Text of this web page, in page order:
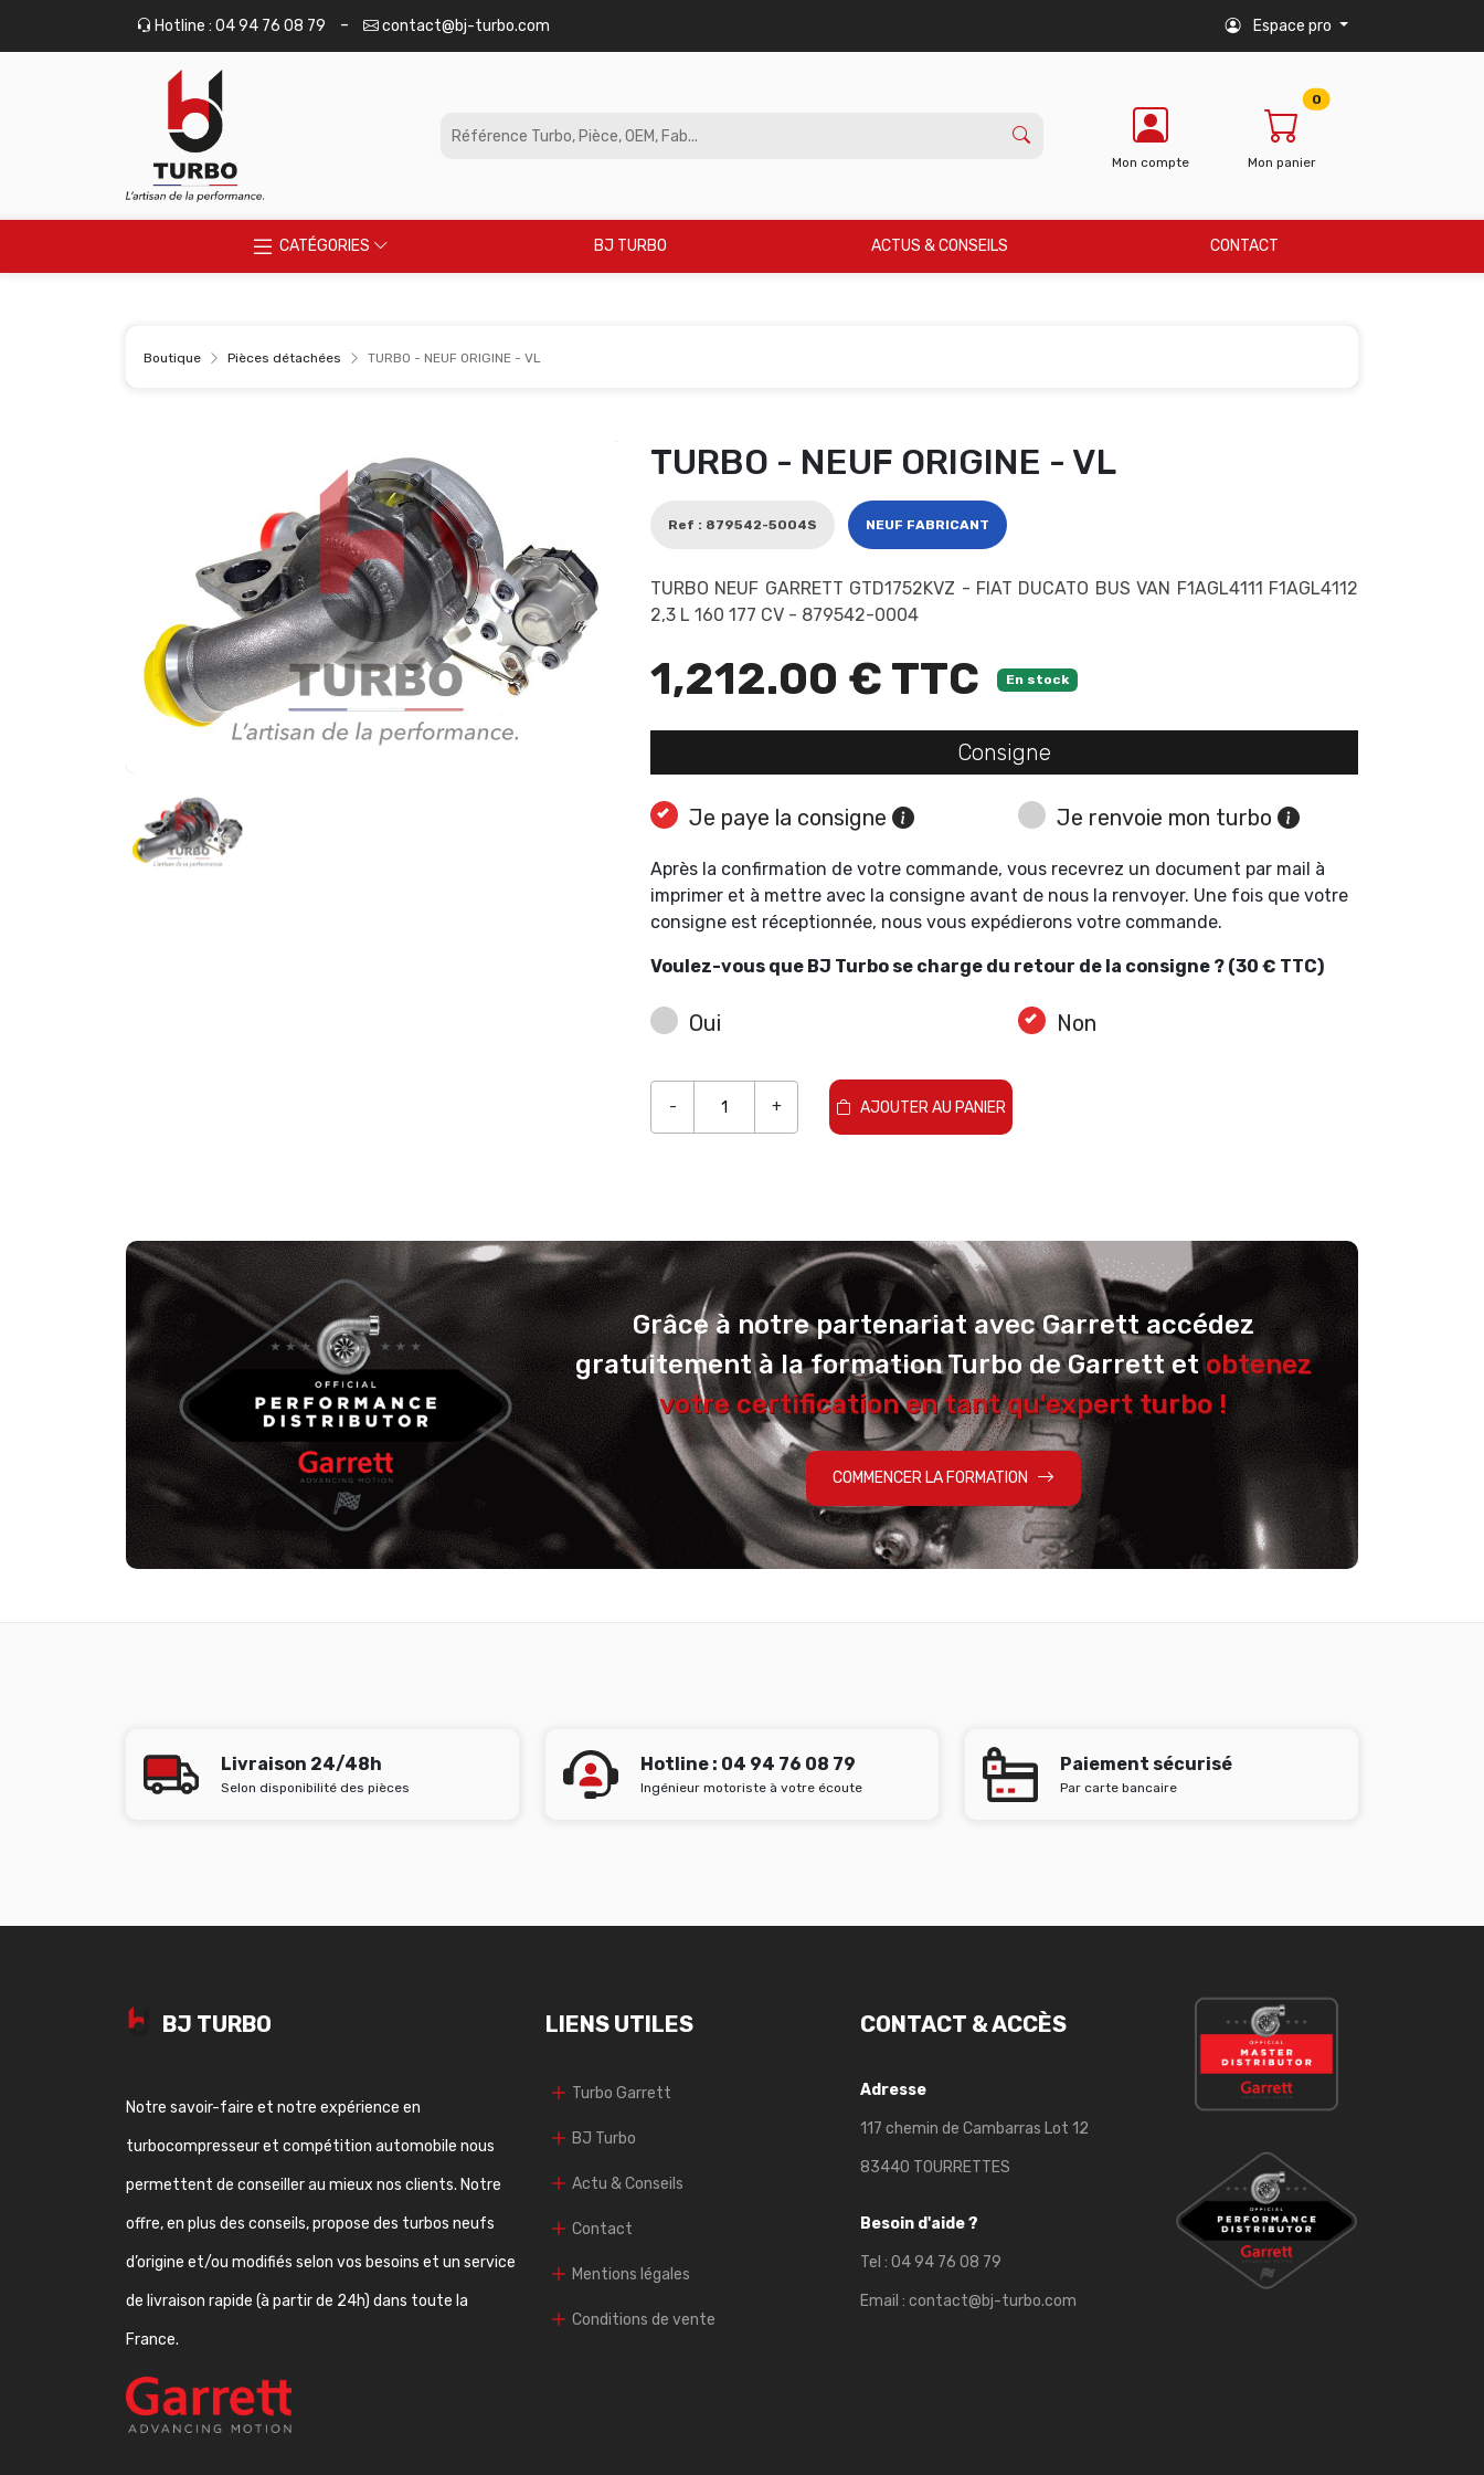
Hotline : 04 94 76 08 79 - contact@bj-turbo.com Espace pro
Mon compte Mon panier
0
CATÉGORIES BJ TURBO ACTUS & CONSEILS CONTACT
Boutique Pièces détachées TURBO - NEUF ORIGINE - VL
TURBO - NEUF ORIGINE - VL
Ref : 879542-5004S NEUF FABRICANT
TURBO NEUF GARRETT GTD1752KVZ - FIAT DUCATO BUS VAN F1AGL4111 F1AGL4112
2,3 L 160 177 CV - 879542-0004
1,212.00 € TTC En stock
Consigne
Je paye la consigne Je renvoie mon turbo
Après la confirmation de votre commande, vous recevrez un document par mail à
imprimer et à mettre avec la consigne avant de nous la renvoyer. Une fois que votre
consigne est réceptionnée, nous vous expédierons votre commande.
Voulez-vous que BJ Turbo se charge du retour de la consigne ? (30 € TTC)
Oui Non
- + AJOUTER AU PANIER
Grâce à notre partenariat avec Garrett accédez
gratuitement à la formation Turbo de Garrett etobtenez
votre certification en tant qu'expert turbo !
COMMENCER LA FORMATION
Livraison 24/48h
Selon disponibilité des pièces
Hotline : 04 94 76 08 79
Ingénieur motoriste à votre écoute
Paiement sécurisé
Par carte bancaire
BJ TURBO
Notre savoir-faire et notre expérience en
turbocompresseur et compétition automobile nous
permettent de conseiller au mieux nos clients. Notre
offre, en plus des conseils, propose des turbos neufs
d’origine et/ou modifiés selon vos besoins et un service
de livraison rapide (à partir de 24h) dans toute la
France.
LIENS UTILES
Turbo Garrett
BJ Turbo
Actu & Conseils
Contact
Mentions légales
Conditions de vente
CONTACT & ACCÈS
Adresse
117 chemin de Cambarras Lot 12
83440 TOURRETTES
Besoin d'aide ?
Tel : 04 94 76 08 79
Email : contact@bj-turbo.com
Panneau de gestion des cookies